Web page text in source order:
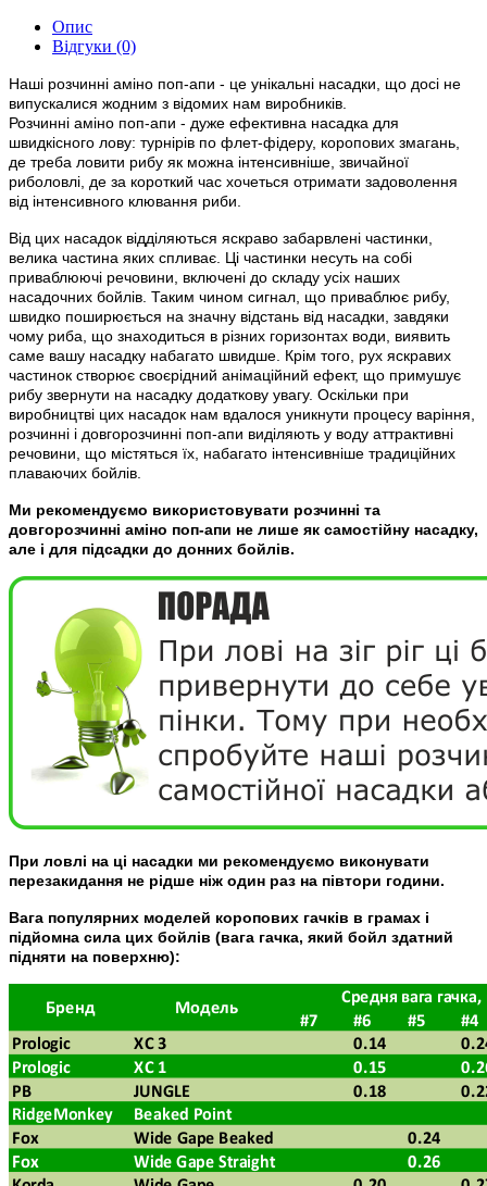
Опис
Відгуки (0)
Наші розчинні аміно поп-апи - це унікальні насадки, що досі не
випускалися жодним з відомих нам виробників.
Розчинні аміно поп-апи - дуже ефективна насадка для
швидкісного лову: турнірів по флет-фiдеру, коропових змагань,
де треба ловити рибу як можна інтенсивніше, звичайної
риболовлі, де за короткий час хочеться отримати задоволення
від інтенсивного клювання риби.
Від цих насадок відділяються яскраво забарвлені частинки,
велика частина яких спливає. Ці частинки несуть на собі
приваблюючі речовини, включені до складу усіх наших
насадочних бойлiв. Таким чином сигнал, що приваблює рибу,
швидко поширюється на значну відстань від насадки, завдяки
чому риба, що знаходиться в різних горизонтах води, виявить
саме вашу насадку набагато швидше. Крім того, рух яскравих
частинок створює своєрідний анімаційний ефект, що примушує
рибу звернути на насадку додаткову увагу. Оскільки при
виробництві цих насадок нам вдалося уникнути процесу варіння,
розчинні і довгорозчиннi поп-апи виділяють у воду аттрактивнi
речовини, що містяться їх, набагато інтенсивніше традиційних
плаваючих бойлiв.
Ми рекомендуємо використовувати розчинні та
довгорозчинні аміно поп-апи не лише як самостійну насадку,
але і для підсадки до донних бойлiв.
При ловлі на ці насадки ми рекомендуємо виконувати
перезакидання не рідше нiж один раз на пiвтори години.
Вага популярних моделей коропових гачків в грамах і
підйомна сила цих бойлiв (вага гачка, який бойл здатний
підняти на поверхню):